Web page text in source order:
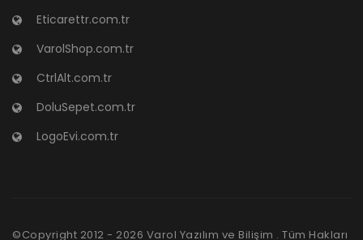
Eticarettr.com.tr
VarolShop.com.tr
CtrlAlt.com.tr
DoluSepet.com.tr
LogoEvi.com.tr
©Copyright 2012 - 2026 Varol Yazılım ve Bilişim . Tüm Hakları